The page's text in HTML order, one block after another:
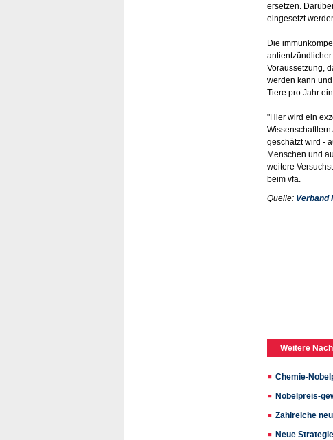
ersetzen.
eingesetzt
Die
Voraussetzung,
werden kann
Tiere pro Jahr
"Hier wird ein
geschätzt wird -
Menschen und
weitere
beim vfa.
Quelle: Verband
Weitere
Chemie-
Nobelpreis-
Zahlreiche
Neue